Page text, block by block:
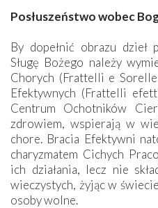
Posłuszeństwo wobec
By dopełnić obrazu dzieł
Sługę Bożego należy
Chorych (Frattelli e
Efektywnych (Frattelli
Centrum Ochotników
zdrowiem, wspierają w
chore. Bracia Efektywni
charyzmatem Cichych
ich działania, lecz nie
wieczystych, żyjąc w
osoby wolne.